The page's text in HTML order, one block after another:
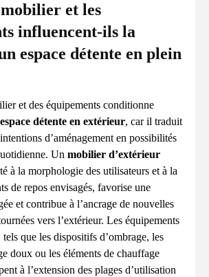
et les
influencent-ils la
espace détente en plein
et des équipements conditionne
espace détente en extérieur, car il traduit
d’aménagement en possibilités
Un mobilier d’extérieur
à la morphologie des utilisateurs et à la
de repos envisagés, favorise une
et contribue à l’ancrage de nouvelles
vers l’extérieur. Les équipements
que les dispositifs d’ombrage, les
doux ou les éléments de chauffage
à l’extension des plages d’utilisation